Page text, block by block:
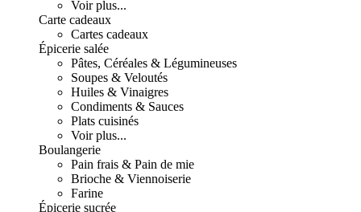
Voir plus...
Carte cadeaux
Cartes cadeaux
Épicerie salée
Pâtes, Céréales & Légumineuses
Soupes & Veloutés
Huiles & Vinaigres
Condiments & Sauces
Plats cuisinés
Voir plus...
Boulangerie
Pain frais & Pain de mie
Brioche & Viennoiserie
Farine
Épicerie sucrée